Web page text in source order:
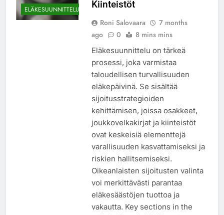
ELÄKESUUNNITTELU Kiinteistöt
Roni Salovaara
7 months
ago
0 8 mins mins
Eläkesuunnittelu on tärkeä
prosessi, joka varmistaa
taloudellisen turvallisuuden
eläkepäivinä. Se sisältää
sijoitusstrategioiden
kehittämisen, joissa osakkeet,
joukkovelkakirjat ja kiinteistöt
ovat keskeisiä elementtejä
varallisuuden kasvattamiseksi ja
riskien hallitsemiseksi.
Oikeanlaisten sijoitusten valinta
voi merkittävästi parantaa
eläkesäästöjen tuottoa ja
vakautta. Key sections in the